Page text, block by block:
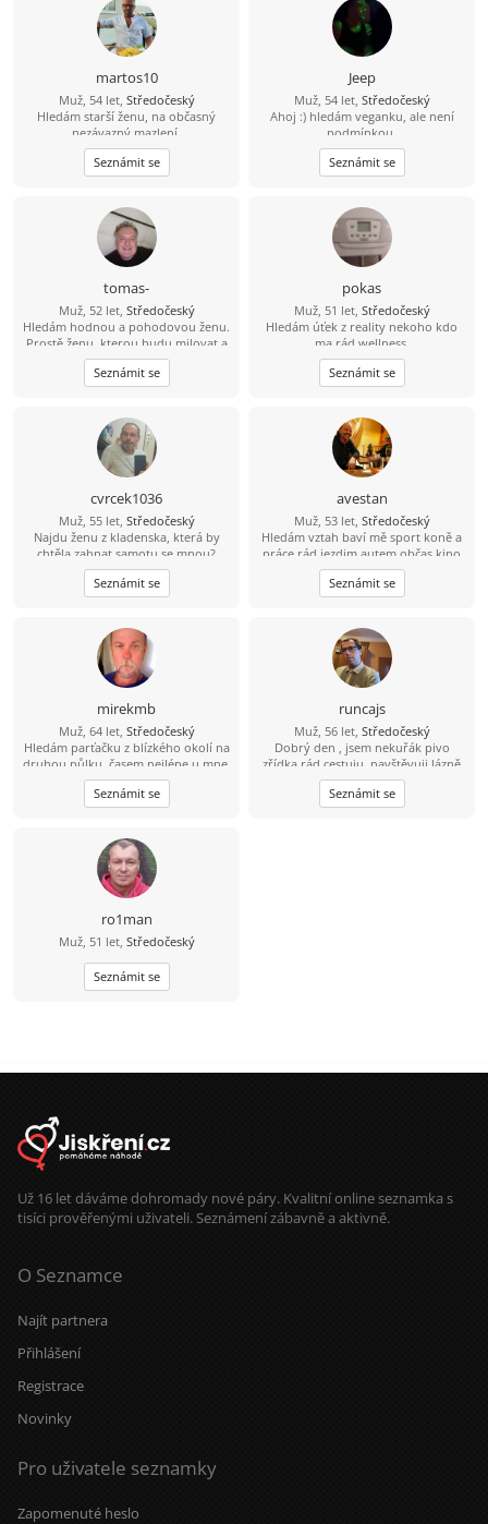
martos10
Muž, 54 let, Středočeský
Hledám starší ženu, na občasný
nezávazný mazlení.
Seznámit se
Jeep
Muž, 54 let, Středočeský
Ahoj :) hledám veganku, ale není
podmínkou.
Seznámit se
tomas-
Muž, 52 let, Středočeský
Hledám hodnou a pohodovou ženu.
Prostě ženu, kterou budu milovat a
budu se na ní těšit.
Seznámit se
pokas
Muž, 51 let, Středočeský
Hledám úťek z reality nekoho kdo
ma rád wellness.
Seznámit se
cvrcek1036
Muž, 55 let, Středočeský
Najdu ženu z kladenska, která by
chtěla zahnat samotu se mnou?
Seznámit se
avestan
Muž, 53 let, Středočeský
Hledám vztah baví mě sport koně a
práce rád jezdim autem občas kino
Seznámit se
mirekmb
Muž, 64 let, Středočeský
Hledám parťačku z blízkého okolí na
druhou půlku, časem nejlépe u mne,
nekuřačka, drobná postava
výhodou...
Seznámit se
runcajs
Muž, 56 let, Středočeský
Dobrý den , jsem nekuřák pivo
zřídka rád cestuju ,navštěvuji lázně
ale sám .Záliby kolo ,auta, procházky
divadlo a dobré jídlo
Seznámit se
ro1man
Muž, 51 let, Středočeský
Seznámit se
Už 16 let dáváme dohromady nové páry. Kvalitní online seznamka s
tisíci prověřenými uživateli. Seznámení zábavně a aktivně.
O Seznamce
Najít partnera
Přihlášení
Registrace
Novinky
Pro uživatele seznamky
Zapomenuté heslo